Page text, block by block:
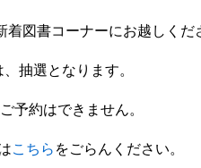
ーナーにお越しくださ
ります。
予約はできません。
こちら をごらんください。